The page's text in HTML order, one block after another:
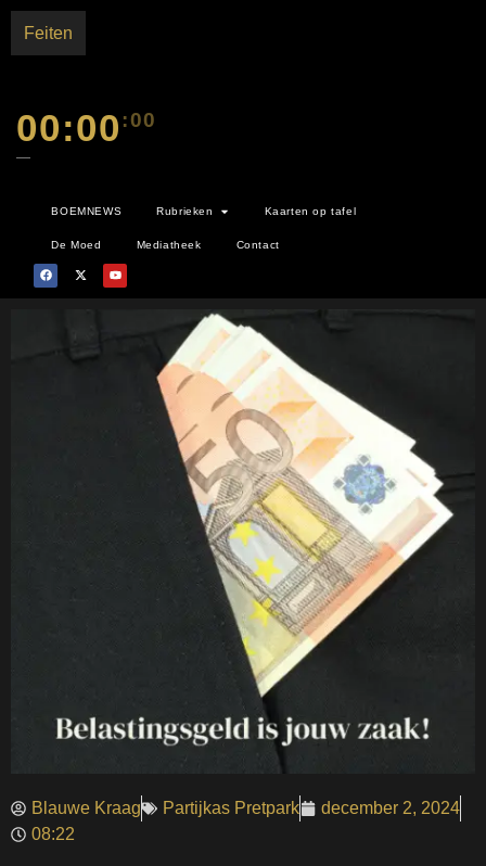
Feiten
00:00 :00
—
BOEMNEWS Rubrieken Kaarten op tafel
De Moed Mediatheek Contact
Blauwe Kraag Partijkas Pretpark
december 2, 2024
08:22